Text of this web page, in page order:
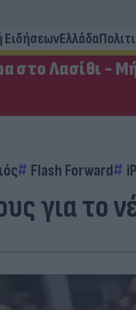
ΕιδήσεωνΕλλάδα
στο Λασίθι -
ιός Flash Forward
για το